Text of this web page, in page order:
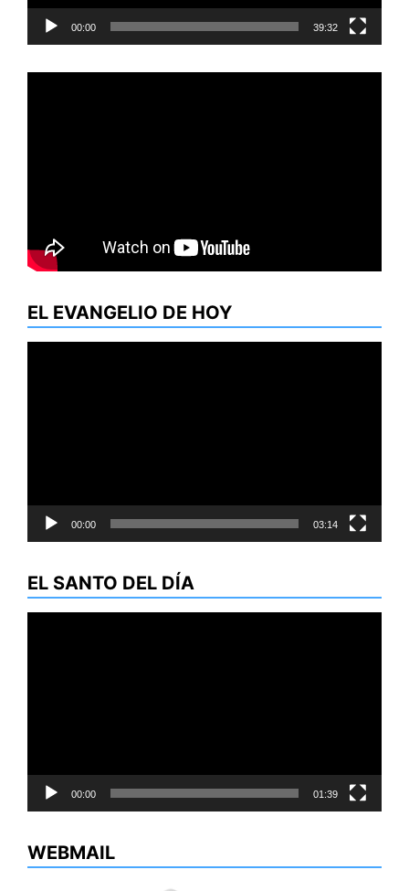
00:00 39:32
EL EVANGELIO DE HOY
00:00 03:14
EL SANTO DEL DÍA
00:00 01:39
WEBMAIL